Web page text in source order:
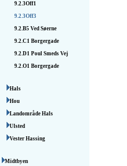
9.2.3Off1
9.2.3Off3
9.2.B5 Ved Søerne
9.2.C1 Borgergade
9.2.D1 Poul Smeds Vej
9.2.O1 Borgergade
Hals
Hou
Landområde Hals
Ulsted
Vester Hassing
Midtbyen